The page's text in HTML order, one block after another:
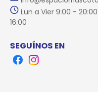
Lun a Vier 9:00 -
16:00
SEGUÍNOS EN
FacebookInstagram